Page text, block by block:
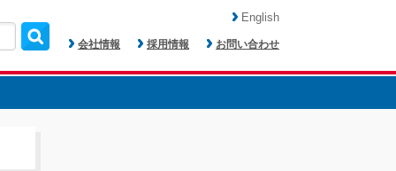
会社情報 採用情報 お問い合わせ
English